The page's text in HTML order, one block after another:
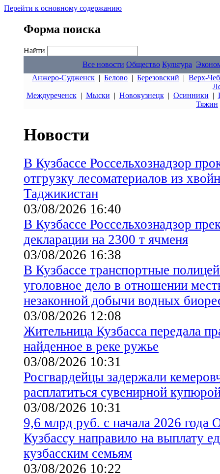
Перейти к основному содержанию
Форма поиска
Найти
Все новости Общество Культура
Анжеро-Судженск | Белово | Березовский | Верх-
Междуреченск| Мыски | Новокузнецк| Осинники |
Тяжин
Новости
В Кузбассе Россельхознадзор
отгрузку лесоматериалов из
Таджикистан
03/08/2026 16:40
В Кузбассе Россельхознадзор
декларации на 2300 т ячменя
03/08/2026 16:38
В Кузбассе транспортные
уголовное дело в отношении
незаконной добычи водных
03/08/2026 12:08
Жительница Кузбасса передала
найденное в реке ружье
03/08/2026 10:31
Росгвардейцы задержали
расплатиться сувенирной
03/08/2026 10:31
9,6 млрд руб. с начала 2026 года
Кузбассу направило на выплату
кузбасским семьям
03/08/2026 10:22